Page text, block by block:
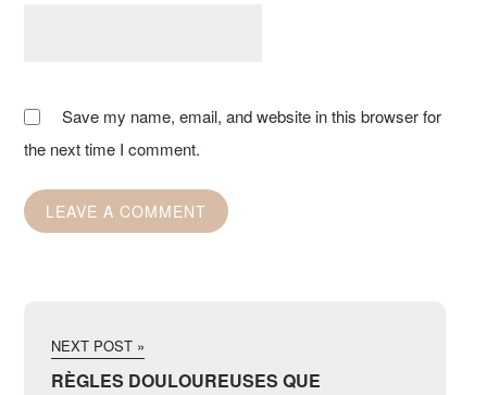
Save my name, email, and website in this browser for
the next time I comment.
NEXT POST »
RÈGLES DOULOUREUSES QUE